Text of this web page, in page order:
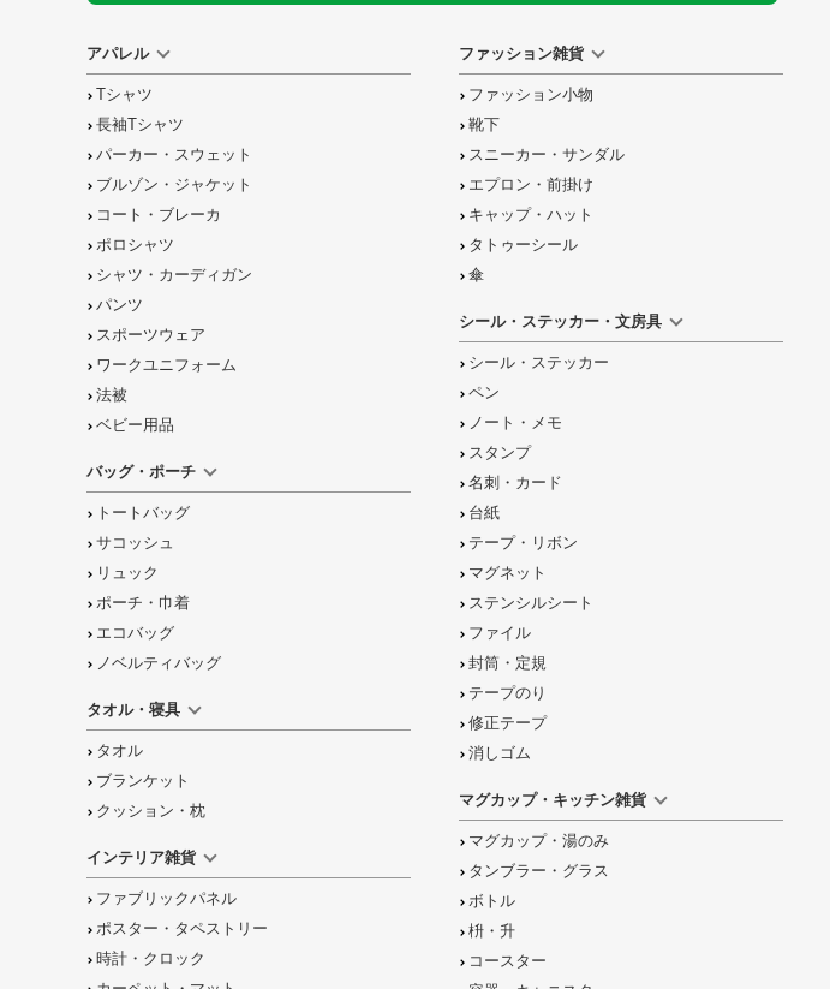
アパレル
Tシャツ
長袖Tシャツ
パーカー・スウェット
ブルゾン・ジャケット
コート・ブレーカ
ポロシャツ
シャツ・カーディガン
パンツ
スポーツウェア
ワークユニフォーム
法被
ベビー用品
バッグ・ポーチ
トートバッグ
サコッシュ
リュック
ポーチ・巾着
エコバッグ
ノベルティバッグ
タオル・寝具
タオル
ブランケット
クッション・枕
インテリア雑貨
ファブリックパネル
ポスター・タペストリー
時計・クロック
ファッション雑貨
ファッション小物
靴下
スニーカー・サンダル
エプロン・前掛け
キャップ・ハット
タトゥーシール
傘
シール・ステッカー・文房具
シール・ステッカー
ペン
ノート・メモ
スタンプ
名刺・カード
台紙
テープ・リボン
マグネット
ステンシルシート
ファイル
封筒・定規
テープのり
修正テープ
消しゴム
マグカップ・キッチン雑貨
マグカップ・湯のみ
タンブラー・グラス
ボトル
枡・升
コースター